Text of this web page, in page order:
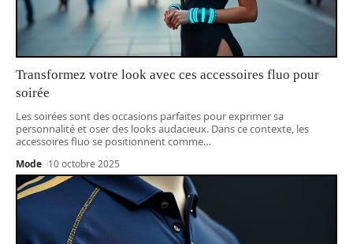
Transformez votre look avec ces accessoires fluo pour
soirée
Les soirées sont des occasions parfaites pour exprimer sa
personnalité et oser des looks audacieux. Dans ce contexte, les
accessoires fluo se positionnent comme…
Mode 10 octobre 2025